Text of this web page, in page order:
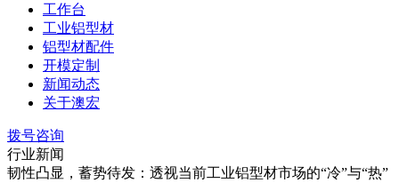
工作台
工业铝型材
铝型材配件
开模定制
新闻动态
关于澳宏
拨号咨询
行业新闻
韧性凸显，蓄势待发：透视当前工业铝型材市场的“冷”与“热”